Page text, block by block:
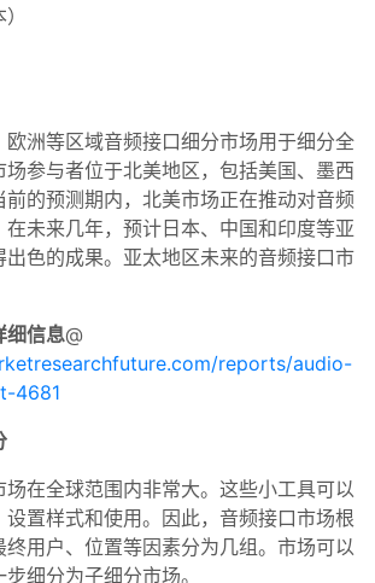
洲等区域音频接口细分市场用于细分全
参与者位于北美地区，包括美国、墨西
前的预测期内，北美市场正在推动对音频
未来几年，预计日本、中国和印度等亚
出色的成果。亚太地区未来的音频接口市
细信息@
reports/audio-
4681
在全球范围内非常大。这些小工具可以
设置样式和使用。因此，音频接口市场根
用户、位置等因素分为几组。市场可以
细分为子细分市场。